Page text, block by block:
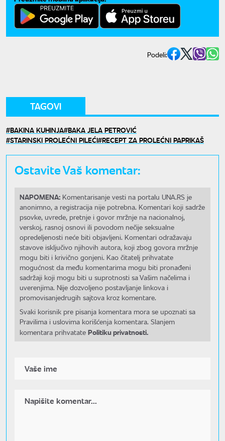
Podeli:
TAGOVI
BAKINA KUHINJA BAKA JELA PETROVIĆ
STARINSKI PROLEĆNI PILEĆI RECEPT ZA PROLEĆNI PAPRIKAŠ
Ostavite Vaš komentar:
NAPOMENA: Komentarisanje vesti na portalu UNA.RS je
anonimno, a registracija nije potrebna. Komentari koji sadrže
psovke, uvrede, pretnje i govor mržnje na nacionalnoj,
verskoj, rasnoj osnovi ili povodom nečije seksualne
opredeljenosti neće biti objavljeni. Komentari odražavaju
stavove isključivo njihovih autora, koji zbog govora mržnje
mogu biti i krivično gonjeni. Kao čitatelj prihvatate
mogućnost da među komentarima mogu biti pronađeni
sadržaji koji mogu biti u suprotnosti sa Vašim načelima i
uverenjima. Nije dozvoljeno postavljanje linkova i
promovisanjedrugih sajtova kroz komentare.
Svaki korisnik pre pisanja komentara mora se upoznati sa
Pravilima i uslovima korišćenja komentara. Slanjem
komentara prihvatate Politiku privatnosti.